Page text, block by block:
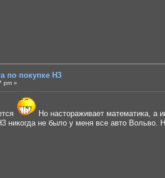
по покупке Н3
pm »
Но настораживает математика, а
никогда не было у меня все авто Вольво.